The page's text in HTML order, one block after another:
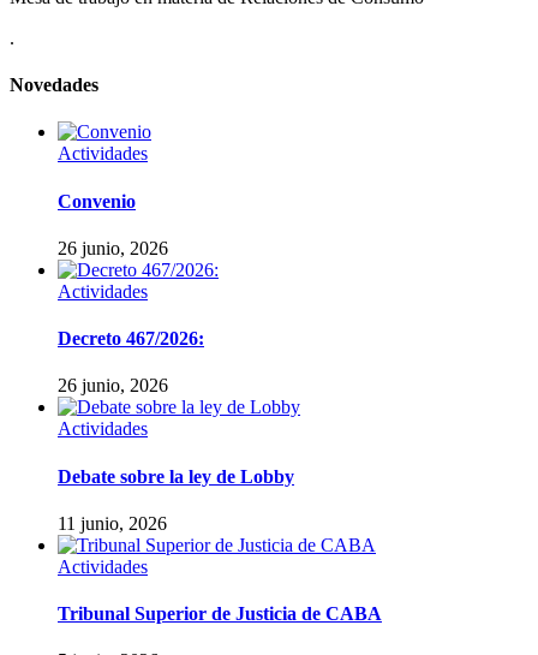
.
Novedades
Actividades
Convenio
26 junio, 2026
Actividades
Decreto 467/2026:
26 junio, 2026
Actividades
Debate sobre la ley de Lobby
11 junio, 2026
Actividades
Tribunal Superior de Justicia de CABA